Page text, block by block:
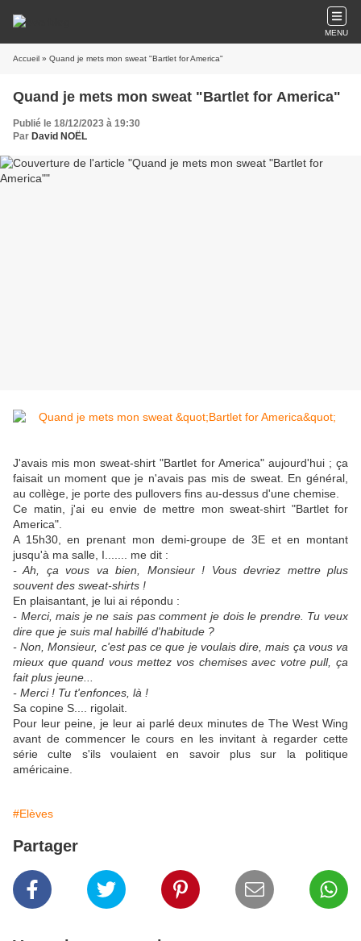
MENU
Accueil » Quand je mets mon sweat "Bartlet for America"
Quand je mets mon sweat "Bartlet for America"
Publié le 18/12/2023 à 19:30
Par David NOËL
J'avais mis mon sweat-shirt "Bartlet for America" aujourd'hui ; ça
faisait un moment que je n'avais pas mis de sweat. En général,
au collège, je porte des pullovers fins au-dessus d'une chemise.
Ce matin, j'ai eu envie de mettre mon sweat-shirt "Bartlet for
America".
A 15h30, en prenant mon demi-groupe de 3E et en montant
jusqu'à ma salle, I....... me dit :
- Ah, ça vous va bien, Monsieur ! Vous devriez mettre plus
souvent des sweat-shirts !
En plaisantant, je lui ai répondu :
- Merci, mais je ne sais pas comment je dois le prendre. Tu veux
dire que je suis mal habillé d'habitude ?
- Non, Monsieur, c'est pas ce que je voulais dire, mais ça vous va
mieux que quand vous mettez vos chemises avec votre pull, ça
fait plus jeune...
- Merci ! Tu t'enfonces, là !
Sa copine S.... rigolait.
Pour leur peine, je leur ai parlé deux minutes de The West Wing
avant de commencer le cours en les invitant à regarder cette
série culte s'ils voulaient en savoir plus sur la politique
américaine.
#Elèves
Partager